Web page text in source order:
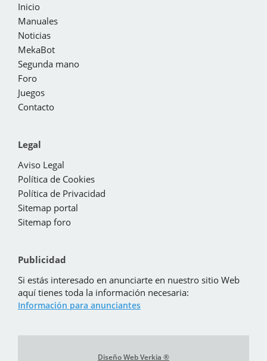
Inicio
Manuales
Noticias
MekaBot
Segunda mano
Foro
Juegos
Contacto
Legal
Aviso Legal
Política de Cookies
Política de Privacidad
Sitemap portal
Sitemap foro
Publicidad
Si estás interesado en anunciarte en nuestro sitio Web
aquí tienes toda la información necesaria:
Información para anunciantes
Diseño Web Verkia ®